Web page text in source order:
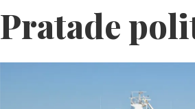
Pratade